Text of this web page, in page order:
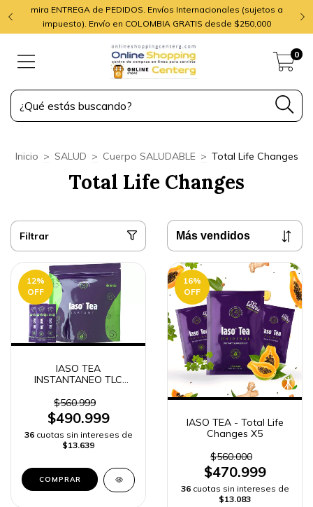
mira ENTREGA de PEDIDOS. Envíos Internacionales (sujetos a
impuesto). Envío en COLOMBIA GRATIS desde $250,000
0
Inicio > SALUD > Cuerpo SALUDABLE > Total Life Changes
Total Life Changes
Filtrar
12%
OFF
IASO TEA
INSTANTANEO TLC
50 SOBRES
$560.999
$490.999
36 cuotas sin intereses de
$13.639
16%
OFF
IASO TEA - Total Life
Changes X5
$560.000
$470.999
36 cuotas sin intereses de
$13.083